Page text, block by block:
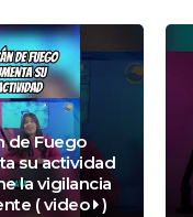
de Fuego
su actividad
la vigilancia
( video )